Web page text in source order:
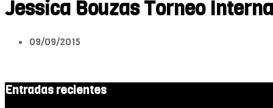
Jessica Bouzas Torneo
09/09/2015
Entradas recientes